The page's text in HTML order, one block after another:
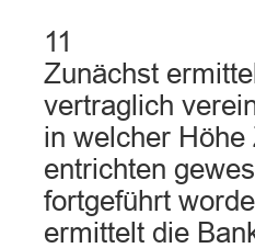
11
Zunächst
vertraglich
in welcher
entrichten
fortgeführt
ermittelt die